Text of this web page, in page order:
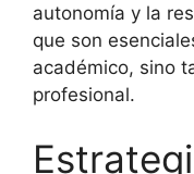
autonomía y la
que son
académico, sino
profesional.